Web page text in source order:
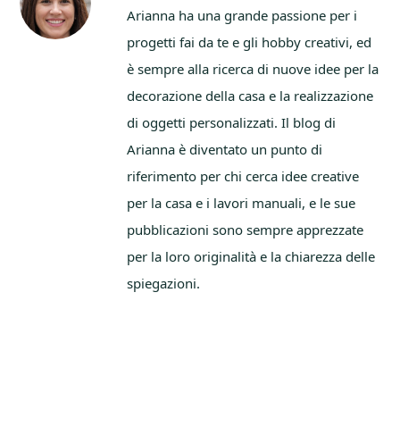
Arianna ha una grande passione per i
progetti fai da te e gli hobby creativi, ed
è sempre alla ricerca di nuove idee per la
decorazione della casa e la realizzazione
di oggetti personalizzati. Il blog di
Arianna è diventato un punto di
riferimento per chi cerca idee creative
per la casa e i lavori manuali, e le sue
pubblicazioni sono sempre apprezzate
per la loro originalità e la chiarezza delle
spiegazioni.